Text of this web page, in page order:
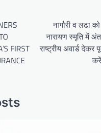
FIRST
नागौरी व लढा
नारायण स्मृति में
राष्ट्रीय अवार्ड देकर